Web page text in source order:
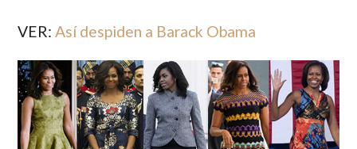
VER:Así despiden a Barack Obama